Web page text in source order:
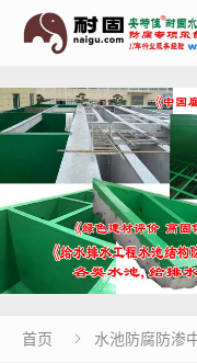
首页  水池防腐防渗